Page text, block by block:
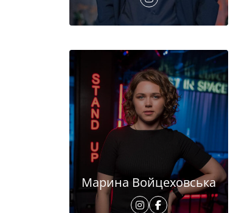
Марина Войцеховська